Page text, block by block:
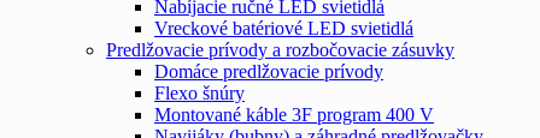
Nabíjacie ručné LED svietidlá
Vreckové batériové LED svietidlá
Predlžovacie prívody a rozbočovacie zásuvky
Domáce predlžovacie prívody
Flexo šnúry
Montované káble 3F program 400 V